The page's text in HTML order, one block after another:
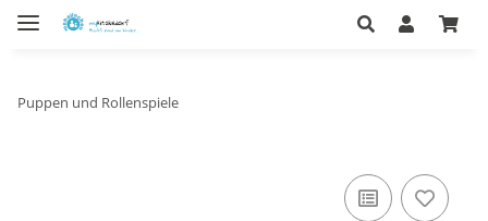
Puppen und Rollenspiele